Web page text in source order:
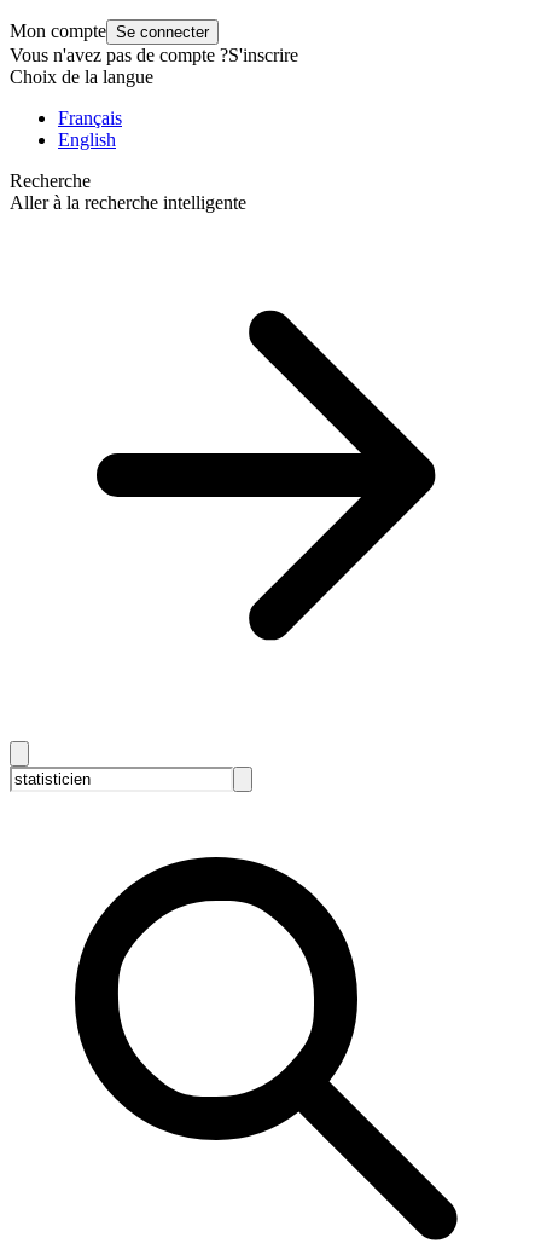
Mon compte Se connecter
Vous n'avez pas de compte ?S'inscrire
Choix de la langue
Français
English
Recherche
Aller à la recherche intelligente